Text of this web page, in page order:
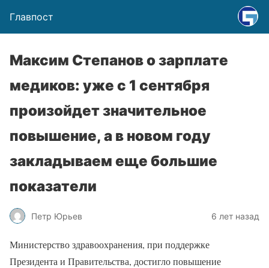
Главпост
Максим Степанов о зарплате
медиков: уже с 1 сентября
произойдет значительное
повышение, а в новом году
закладываем еще большие
показатели
Петр Юрьев 6 лет назад
Министерство здравоохранения, при поддержке
Президента и Правительства, достигло повышение